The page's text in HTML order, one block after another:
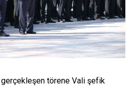
gerçekleşen törene Vali şefik